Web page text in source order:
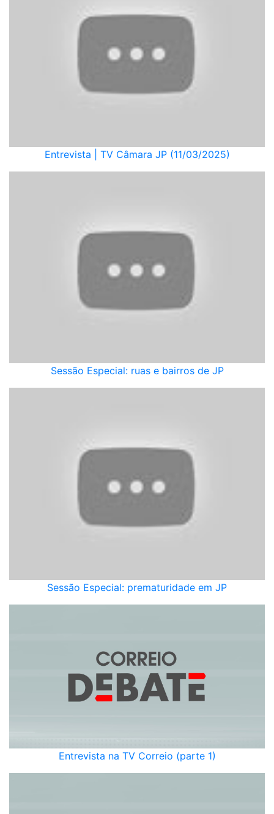
Entrevista | TV Câmara JP (11/03/2025)
Sessão Especial: ruas e bairros de JP
Sessão Especial: prematuridade em JP
Entrevista na TV Correio (parte 1)